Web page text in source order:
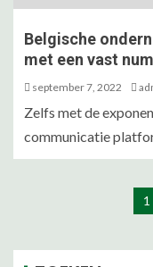
Belgische
met een vast
september 7, 2022
Zelfs met de
communicatie
1